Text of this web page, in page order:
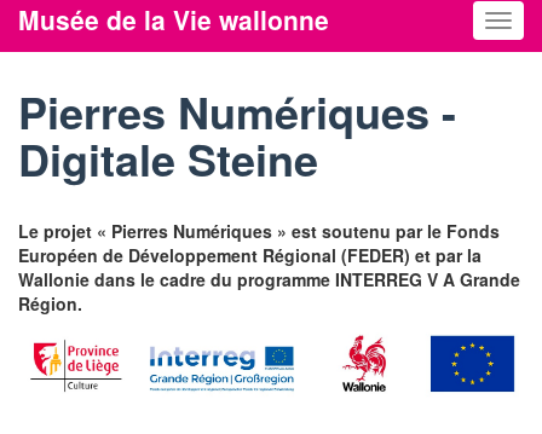
Musée de la Vie wallonne
Pierres Numériques -
Digitale Steine
Le projet « Pierres Numériques » est soutenu par le Fonds
Européen de Développement Régional (FEDER) et par la
Wallonie dans le cadre du programme INTERREG V A Grande
Région.